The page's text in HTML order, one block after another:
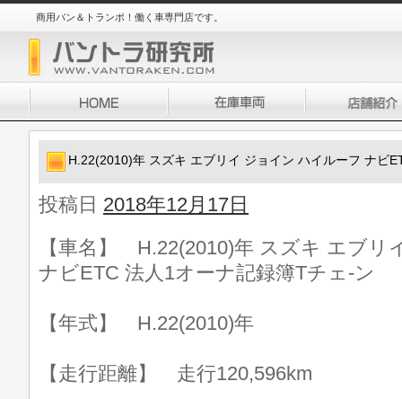
商用バン＆トランポ！働く車専門店です。
H.22(2010)年 スズキ エブリイ ジョイン ハイルーフ ナビ
投稿日 2018年12月17日
【車名】 H.22(2010)年 スズキ エブリ
ナビETC 法人1オーナ記録簿Tチェ-ン
【年式】 H.22(2010)年
【走行距離】 走行120,596km